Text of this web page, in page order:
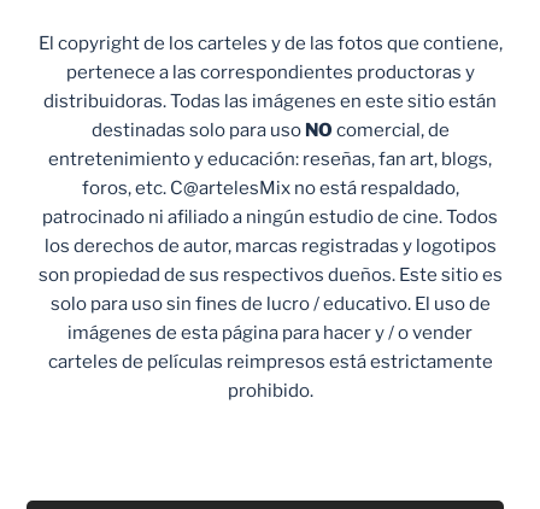
El copyright de los carteles y de las fotos que contiene,
pertenece a las correspondientes productoras y
distribuidoras. Todas las imágenes en este sitio están
destinadas solo para uso NO comercial, de
entretenimiento y educación: reseñas, fan art, blogs,
foros, etc. C@artelesMix no está respaldado,
patrocinado ni afiliado a ningún estudio de cine. Todos
los derechos de autor, marcas registradas y logotipos
son propiedad de sus respectivos dueños. Este sitio es
solo para uso sin fines de lucro / educativo. El uso de
imágenes de esta página para hacer y / o vender
carteles de películas reimpresos está estrictamente
prohibido.